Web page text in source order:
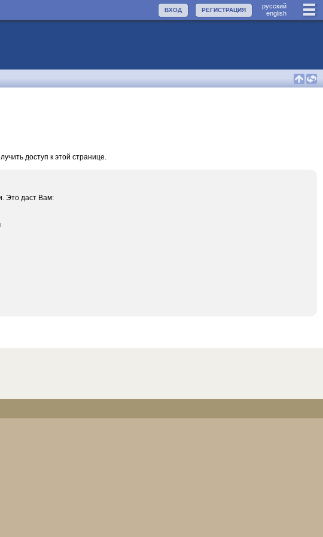
руccкий
english
РЕГИСТРАЦИЯ
ВХОД
доступ к этой странице.
Это даст Вам: